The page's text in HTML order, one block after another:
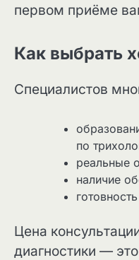
первом приёме
Как выбрать
Специалистов
по
реальные
наличие
Цена
диагностики —